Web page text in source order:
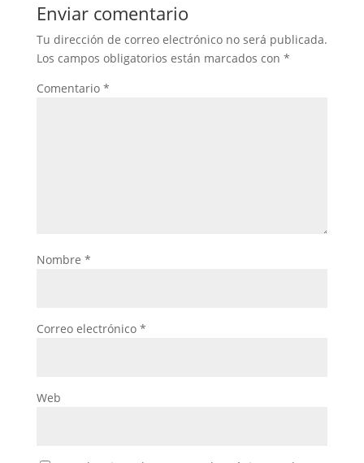
Enviar comentario
Tu dirección de correo electrónico no será publicada.
Los campos obligatorios están marcados con *
Comentario *
Nombre *
Correo electrónico *
Web